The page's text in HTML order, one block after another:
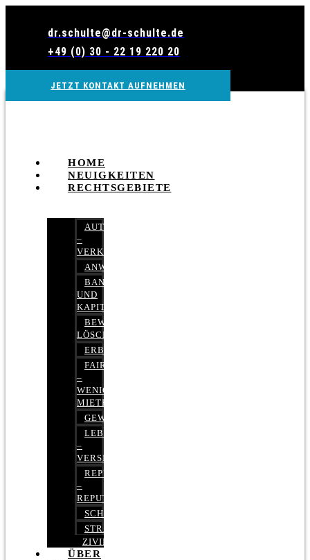
dr.schulte@dr-schulte.de
+49 (0) 30 - 22 19 220 20
JETZT KONTAKT AUFNEHMEN
HOME
NEUIGKEITEN
RECHTSGEBIETE
AUTOBETRUG
–
VERKEHRSRECHT
ANWALTSHAFTUNGSRECHT
BANK-
UND
KAPITALMARKTRECHT
BEWERTUNGEN
LÖSCHEN
ERBRECHT
FAIRMIETEN
–
WENIGER
MIETE
GEWERBERECHT
LEBENSVERSICHERUNG
–
VERSICHERUNGSRECHT
REPUTATIONSRECHT
–
REPUTATIONSMANAGEMENT
SCHUFARECHT
STRAFRECHT
ZIVILRECHT
ÜBER